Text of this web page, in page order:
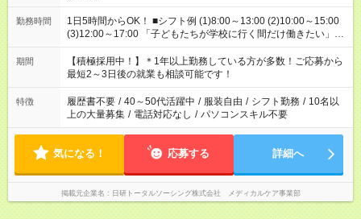
勤務時間
1日5時間からOK！ ■シフト例 (1)8:00～13:00 (2)10:00～15:00
(3)12:00～17:00 「子どもたちが学校に行く間だけ働きたい」
「余裕を持って夕飯の準備がしたい」 「午前中は働いて、午後
はプライベートの時間にしたい」 など、ご希望を教えてくださ
いね。 ※Wワーク希望の方へ 今ご覧のお仕事で希望する勤務時
間と、もう1つのお仕事の勤務時間。 合計で週40時間を超える
場合は応募できません。
期間
【積極採用中！】＊1年以上勤務している方が多数！ご応募から
最短2～3日後の就業も相談可能です！
特徴 履歴書不要 / 40～50代活躍中 / 服装自由 / シフト勤務 / 10名以
上の大量募集 / 電話対応なし / パソコンスキル不要
気になる！ 応募する 詳細へ
掲載元企業名 日研トータルソーシング株式会社 メディカルケア事業部